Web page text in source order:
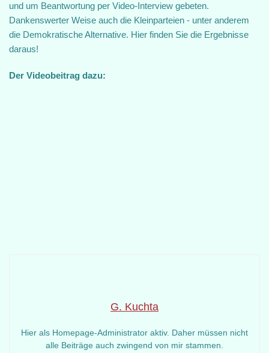
und um Beantwortung per Video-Interview gebeten.
Dankenswerter Weise auch die Kleinparteien - unter anderem
die Demokratische Alternative. Hier finden Sie die Ergebnisse
daraus!
Der Videobeitrag dazu:
G. Kuchta
Hier als Homepage-Administrator aktiv. Daher müssen nicht
alle Beiträge auch zwingend von mir stammen.